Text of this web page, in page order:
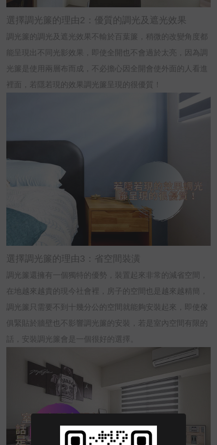
選擇調光簾的理由2：優質的調光及遮光效果
調光簾的調光及遮光效果不輸於百葉簾，稍微的改變角度都
能呈現出不同光影效果，即使全開也不會過於太亮，因為調
光簾是使用兩層布而成，不必擔心因全開會使外面的人看進
裡面，若隱若現的效果調光簾呈現的很優質！
選擇調光簾的理由3：省空間裝潢
調光簾還擁有一個獨特的優勢，裝置起來非常的減省空間，
在地越來越貴的現今社會裡，房子的空間也是越來越精簡，
調光簾只需要不到十幾分公的空間就能夠安裝起來，即使傢
俱緊貼於牆壁也不影響調光簾的安裝，若是室內空間有限的
話，安裝調光簾會是一個很好的選擇。